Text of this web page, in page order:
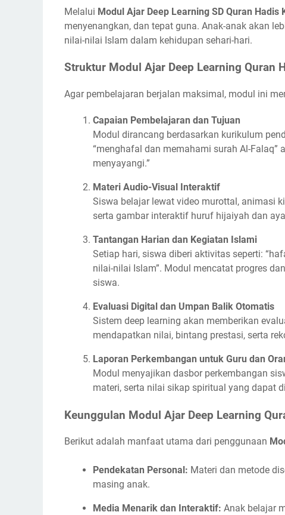
Melalui Modul Ajar Deep Learning SD Quran Hadis
menyenangkan, dan tepat guna. Anak-anak akan
nilai-nilai Islam dalam kehidupan sehari-hari.
Struktur Modul Ajar Deep Learning Quran
Agar pembelajaran berjalan maksimal, modul ini
Capaian Pembelajaran dan Tujuan
Modul dirancang berdasarkan kurikulum
“menghafal dan memahami surah Al-
menyayangi.”
Materi Audio-Visual Interaktif
Siswa belajar lewat video murottal, animasi
serta gambar interaktif huruf hijaiyah dan
Tantangan Harian dan Kegiatan Islami
Setiap hari, siswa diberi aktivitas seperti:
nilai-nilai Islam”. Modul mencatat progres
siswa.
Evaluasi Digital dan Umpan Balik Otomatis
Sistem deep learning akan memberikan
mendapatkan nilai, bintang prestasi, serta
Laporan Perkembangan untuk Guru dan
Modul menyajikan dasbor perkembangan
materi, serta nilai sikap spiritual yang dapat
Keunggulan Modul Ajar Deep Learning
Berikut adalah manfaat utama dari penggunaan
Pendekatan Personal: Materi dan metode
masing anak.
Media Menarik dan Interaktif: Anak belajar